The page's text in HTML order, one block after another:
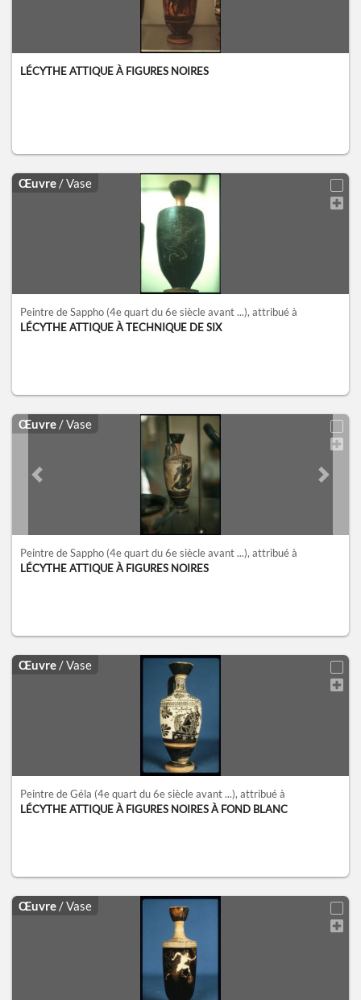
LÉCYTHE ATTIQUE À FIGURES NOIRES
Œuvre / Vase
Peintre de Sappho (4e quart du 6e siècle avant ...), attribué à
LÉCYTHE ATTIQUE À TECHNIQUE DE SIX
Œuvre / Vase
Previous slide Next
Peintre de Sappho (4e quart du 6e siècle avant ...), attribué à
LÉCYTHE ATTIQUE À FIGURES NOIRES
Œuvre / Vase
Peintre de Géla (4e quart du 6e siècle avant ...), attribué à
LÉCYTHE ATTIQUE À FIGURES NOIRES À FOND BLANC
Œuvre / Vase